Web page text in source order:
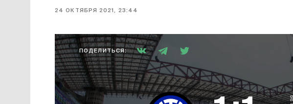
24 ОКТЯБРЯ 2021, 23:44
ПОДЕЛИТЬСЯ: